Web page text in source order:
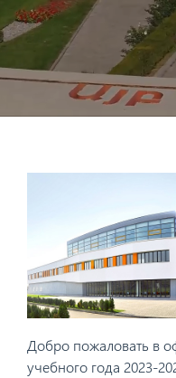
Добро пожаловать в
учебного года 2023-